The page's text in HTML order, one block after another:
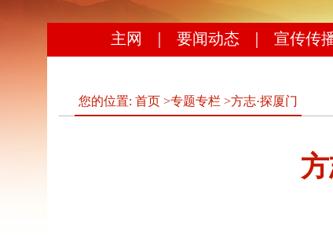
主网 要闻动态 宣传传
您的位置: 首页 >专题专栏 >方志·探厦门